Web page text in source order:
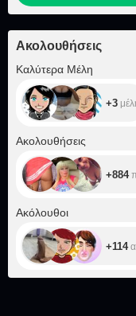
Ακολουθήσεις
Καλύτερα Μέλη
+3
Ακολουθήσεις
+884
Ακόλουθοι
+114